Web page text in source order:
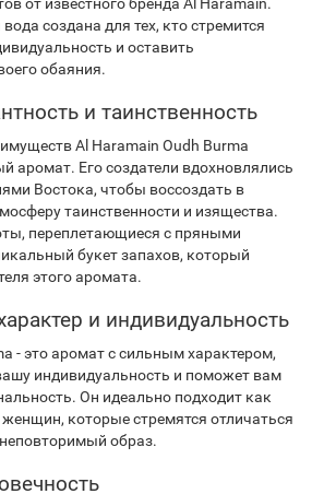
создана для тех, кто стремится
и оставить
обаяния.
и таинственность
Al Haramain Oudh Burma
аромат. Его создатели вдохновлялись
Востока, чтобы воссоздать в
таинственности и изящества.
переплетающиеся с пряными
букет запахов, который
этого аромата.
и индивидуальность
- это аромат с сильным характером,
индивидуальность и поможет вам
Он идеально подходит как
которые стремятся отличаться
образ.